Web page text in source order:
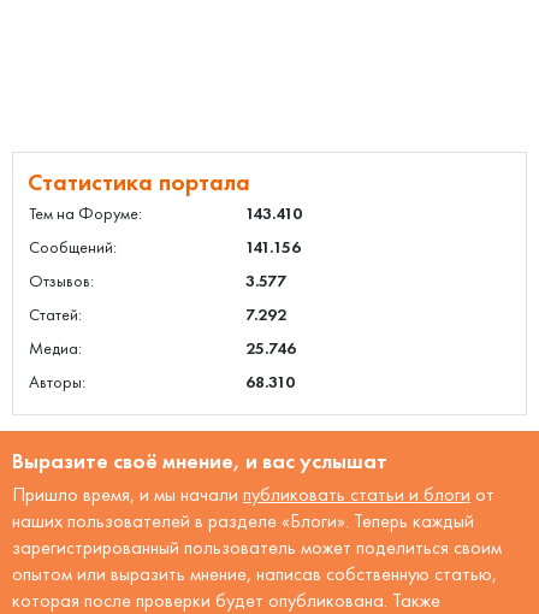
Статистика портала
Тем на Форуме:
143.410
Сообщений:
141.156
Отзывов:
3.577
Статей:
7.292
Медиа:
25.746
Авторы:
68.310
Выразите своё мнение, и вас услышат
Пришло время, и мы начали публиковать статьи и блоги от
наших пользователей в разделе «Блоги». Теперь каждый
зарегистрированный пользователь может поделиться своим
опытом или выразить мнение, написав собственную статью,
которая после проверки будет опубликована. Также